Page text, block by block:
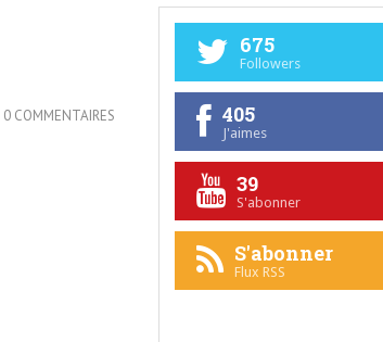
0 COMMENTAIRES
675
Followers
405
J'aimes
39
S'abonner
S'abonner
Flux RSS